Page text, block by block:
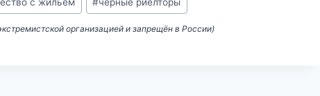
организацией и запрещён в России)